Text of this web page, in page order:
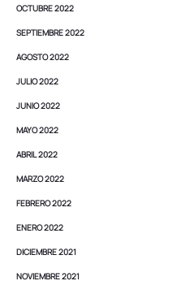
OCTUBRE 2022
SEPTIEMBRE 2022
AGOSTO 2022
JULIO 2022
JUNIO 2022
MAYO 2022
ABRIL 2022
MARZO 2022
FEBRERO 2022
ENERO 2022
DICIEMBRE 2021
NOVIEMBRE 2021